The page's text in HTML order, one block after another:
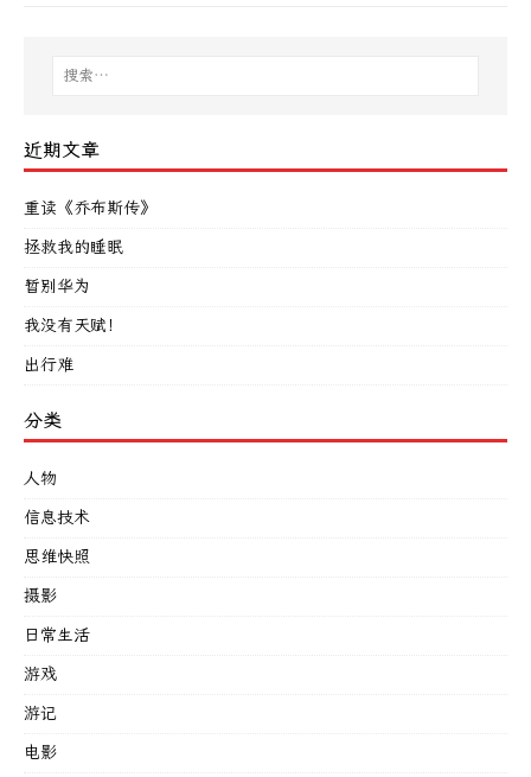
近期文章
重读《乔布斯传》
拯救我的睡眠
暂别华为
我没有天赋！
出行难
分类
人物
信息技术
思维快照
摄影
日常生活
游戏
游记
电影